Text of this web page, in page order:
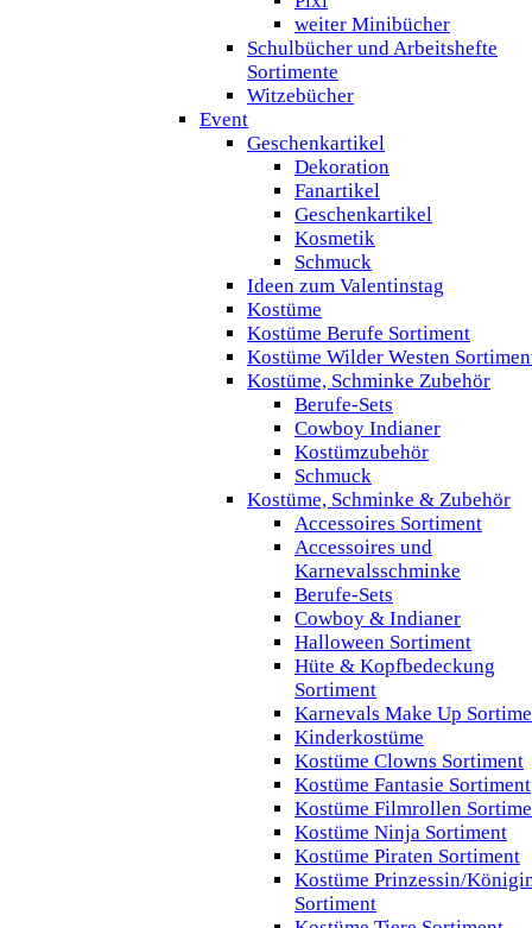
weiter Minibücher
Schulbücher und Arbeitshefte
Sortimente
Witzebücher
Event
Geschenkartikel
Dekoration
Fanartikel
Geschenkartikel
Kosmetik
Schmuck
Ideen zum Valentinstag
Kostüme
Kostüme Berufe Sortiment
Kostüme Wilder Westen
Kostüme, Schminke Zubehör
Berufe-Sets
Cowboy Indianer
Kostümzubehör
Schmuck
Kostüme, Schminke & Zubehör
Accessoires Sortiment
Accessoires und
Karnevalsschminke
Berufe-Sets
Cowboy & Indianer
Halloween Sortiment
Hüte & Kopfbedeckung
Sortiment
Karnevals Make Up
Kinderkostüme
Kostüme Clowns Sortiment
Kostüme Fantasie Sortiment
Kostüme Filmrollen
Kostüme Ninja Sortiment
Kostüme Piraten Sortiment
Kostüme Prinzessin/
Sortiment